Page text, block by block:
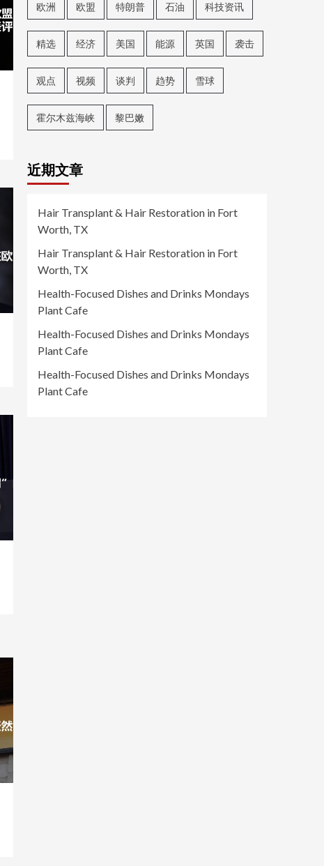
欧洲 欧盟 特朗普 石油 科技资讯
精选 经济 美国 能源 英国 袭击
观点 视频 谈判 趋势 雪球
霍尔木兹海峡 黎巴嫩
近期文章
Hair Transplant & Hair Restoration in Fort
Worth, TX
Hair Transplant & Hair Restoration in Fort
Worth, TX
Health-Focused Dishes and Drinks Mondays
Plant Cafe
Health-Focused Dishes and Drinks Mondays
Plant Cafe
Health-Focused Dishes and Drinks Mondays
Plant Cafe